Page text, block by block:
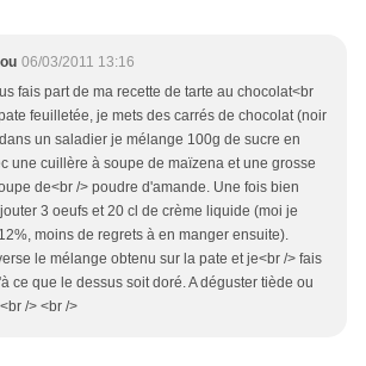
06/03/2011 13:16
fais part de ma recette de tarte au chocolat<br
feuilletée, je mets des carrés de chocolat (noir
un saladier je mélange 100g de sucre en
une cuillère à soupe de maïzena et une grosse
de<br /> poudre d'amande. Une fois bien
3 oeufs et 20 cl de crème liquide (moi je
moins de regrets à en manger ensuite).
le mélange obtenu sur la pate et je<br /> fais
ce que le dessus soit doré. A déguster tiède ou
/> <br />